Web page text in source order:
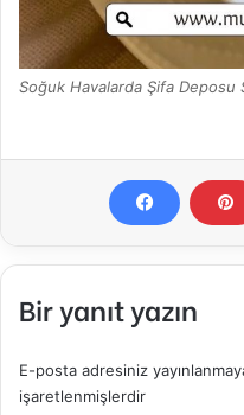
Soğuk Havalarda Şifa Deposu
Bir yanıt yazın
E-posta adresiniz
işaretlenmişlerdir